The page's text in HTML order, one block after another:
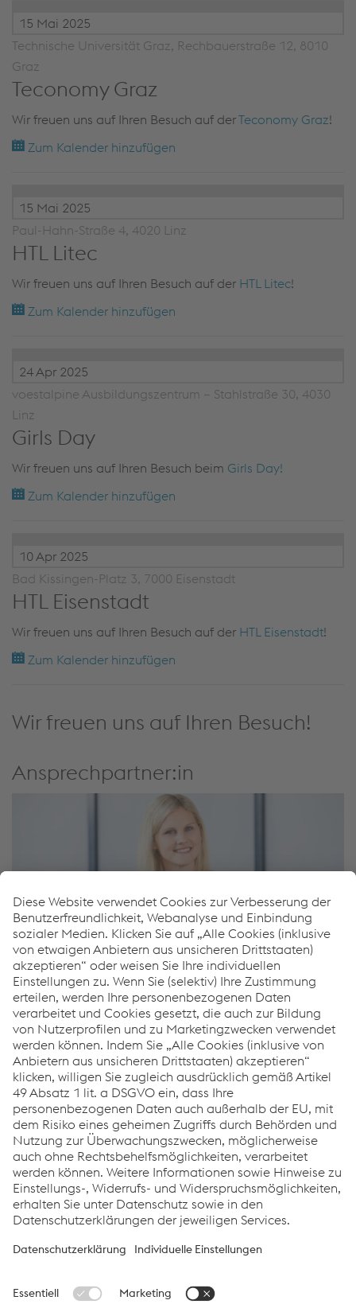
15 Mai 2025
Technische Universität Graz, Rechbauerstraße 12, 8010
Graz
Teconomy Graz
Wir freuen uns auf Ihren Besuch auf derTeconomy Graz!
Zum Kalender hinzufügen
15 Mai 2025
Paul-Hahn-Straße 4, 4020 Linz
HTL Litec
Wir freuen uns auf Ihren Besuch auf der HTL Litec!
Zum Kalender hinzufügen
24 Apr 2025
voestalpine Ausbildungszentrum – Stahlstraße 30, 4030
Linz
Girls Day
Wir freuen uns auf Ihren Besuch beim Girls Day!
Zum Kalender hinzufügen
10 Apr 2025
Bad Kissingen-Platz 3, 7000 Eisenstadt
HTL Eisenstadt
Wir freuen uns auf Ihren Besuch auf der HTL Eisenstadt!
Zum Kalender hinzufügen
Wir freuen uns auf Ihren Besuch!
Ansprechpartner:in
Sandra Fröhlich
Recruiting
T.+43 50304 15-73890
E-Mail senden
Aktuelle Stellenangebote
Lehrlingswebsite
Links
Standorte
Information für Suppliers
Barrierefreiheitserklärung